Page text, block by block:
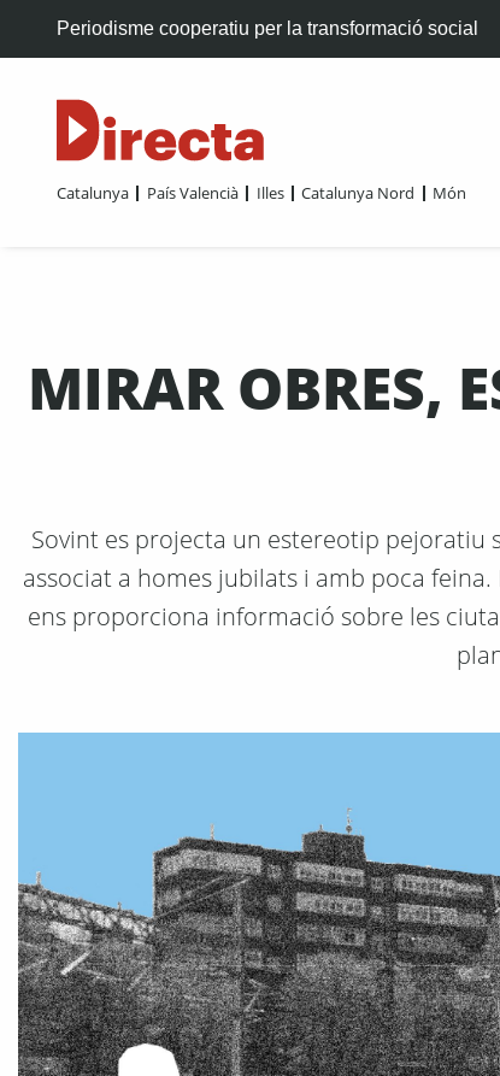
Periodisme cooperatiu per la transformació social
Catalunya País Valencià Illes Catalunya Nord Món
MIRAR OBRES,
Sovint es projecta un estereotip pejoratiu
associat a homes jubilats i amb poca
ens proporciona informació sobre les